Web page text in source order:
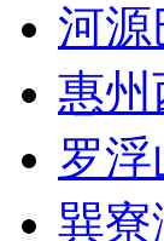
河源
惠州
罗浮
巽寮